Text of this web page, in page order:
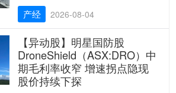
产经 2026-08-04
【异动股】明星国防股
DroneShield（ASX:DRO）中
期毛利率收窄 增速拐点隐现
股价持续下探